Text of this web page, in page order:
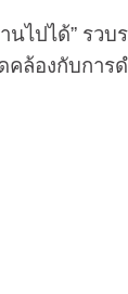
านไปได้” รว
ล้องกับการ